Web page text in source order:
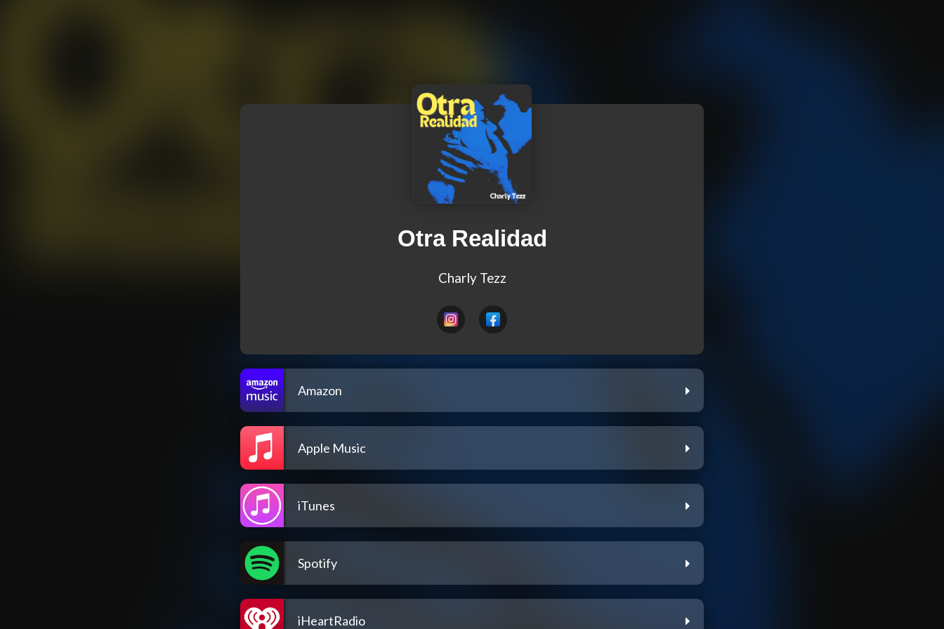
Otra Realidad
Charly Tezz
Amazon
Apple Music
iTunes
Spotify
iHeartRadio